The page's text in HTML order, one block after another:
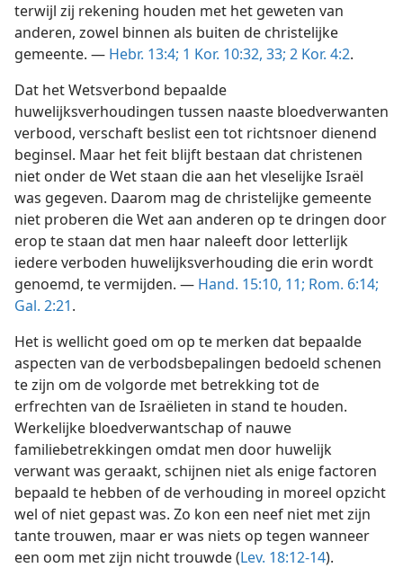
terwijl zij rekening houden met het geweten van
anderen, zowel binnen als buiten de christelijke
gemeente. — Hebr. 13:4; 1 Kor. 10:32, 33; 2 Kor. 4:2.
Dat het Wetsverbond bepaalde
huwelijksverhoudingen tussen naaste bloedverwanten
verbood, verschaft beslist een tot richtsnoer dienend
beginsel. Maar het feit blijft bestaan dat christenen
niet onder de Wet staan die aan het vleselijke Israël
was gegeven. Daarom mag de christelijke gemeente
niet proberen die Wet aan anderen op te dringen door
erop te staan dat men haar naleeft door letterlijk
iedere verboden huwelijksverhouding die erin wordt
genoemd, te vermijden. — Hand. 15:10, 11; Rom. 6:14;
Gal. 2:21.
Het is wellicht goed om op te merken dat bepaalde
aspecten van de verbodsbepalingen bedoeld schenen
te zijn om de volgorde met betrekking tot de
erfrechten van de Israëlieten in stand te houden.
Werkelijke bloedverwantschap of nauwe
familiebetrekkingen omdat men door huwelijk
verwant was geraakt, schijnen niet als enige factoren
bepaald te hebben of de verhouding in moreel opzicht
wel of niet gepast was. Zo kon een neef niet met zijn
tante trouwen, maar er was niets op tegen wanneer
een oom met zijn nicht trouwde (Lev. 18:12-14).